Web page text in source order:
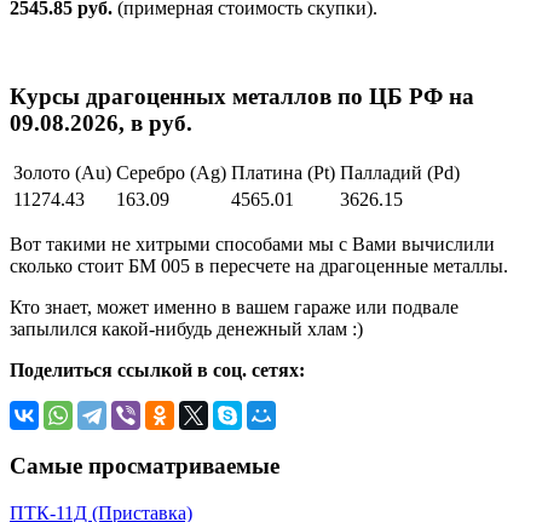
2545.85 руб. (примерная стоимость скупки).
Курсы драгоценных металлов по ЦБ РФ на
09.08.2026, в руб.
Золото (Au) Серебро (Ag) Платина (Pt) Палладий (Pd)
11274.43
163.09 4565.01 3626.15
Вот такими не хитрыми способами мы с Вами вычислили
сколько стоит БМ 005 в пересчете на драгоценные металлы.
Кто знает, может именно в вашем гараже или подвале
запылился какой-нибудь денежный хлам :)
Поделиться ссылкой в соц. сетях:
Самые просматриваемые
ПТК-11Д (Приставка)